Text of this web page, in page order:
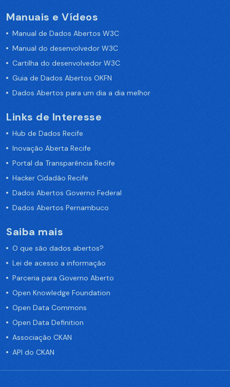
Manuais e Vídeos
Manual de Dados Abertos W3C
Manual do desenvolvedor W3C
Cartilha do desenvolvedor W3C
Guia de Dados Abertos OKFN
Dados Abertos para um dia a dia melhor
Links de Interesse
Hub de Dados Recife
Inovação Aberta Recife
Portal da Transparência Recife
Hacker Cidadão Recife
Dados Abertos Governo Federal
Dados Abertos Pernambuco
Saiba mais
O que são dados abertos?
Lei de acesso a informação
Parceria para Governo Aberto
Open Knowledge Foundation
Open Data Commons
Open Data Definition
Associação CKAN
API do CKAN